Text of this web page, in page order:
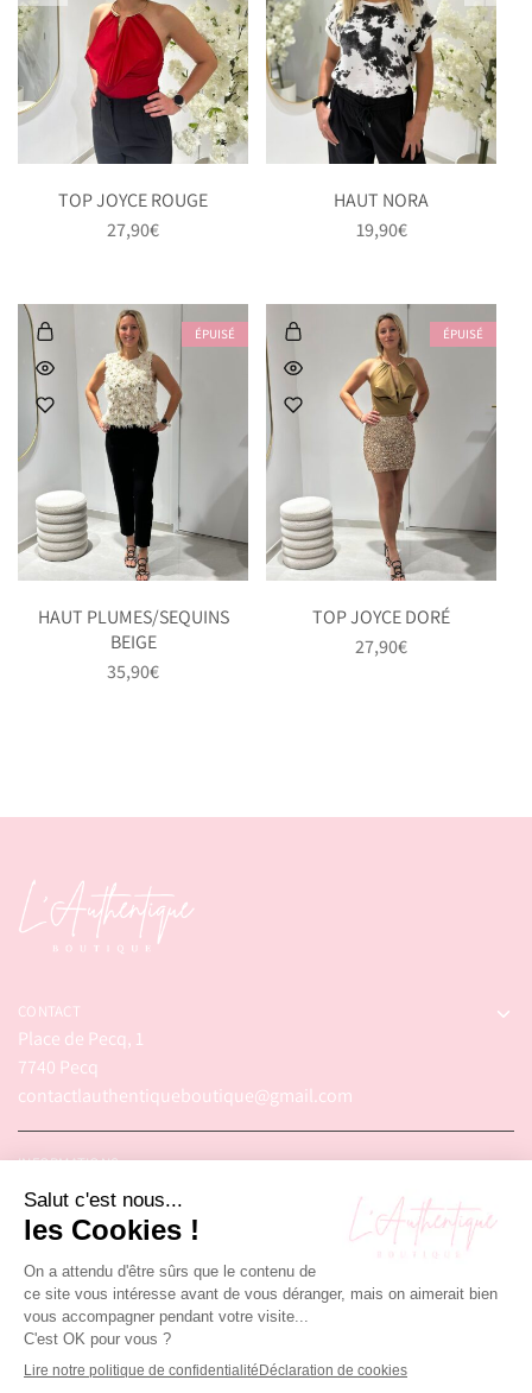
TOP JOYCE ROUGE
27,90€
HAUT NORA
19,90€
ÉPUISÉ
HAUT PLUMES/SEQUINS
BEIGE
35,90€
ÉPUISÉ
TOP JOYCE DORÉ
27,90€
CONTACT
Place de Pecq, 1
7740 Pecq
contactlauthentiqueboutique@gmail.com
INFORMATIONS
© 2025 – L'Authentique Boutique. Tous droits réservés.